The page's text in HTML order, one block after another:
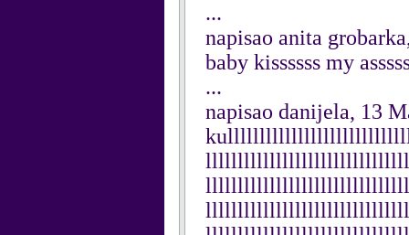
...
napisao anita
baby kissssss my
...
napisao danijela, 13